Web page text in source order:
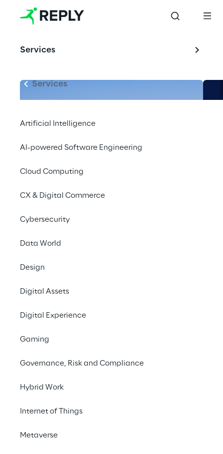
Services
Services
Artificial Intelligence
AI-powered Software Engineering
Cloud Computing
CX & Digital Commerce
Cybersecurity
Data World
Design
Digital Assets
Digital Experience
Gaming
Governance, Risk and Compliance
Hybrid Work
Internet of Things
Metaverse
carregamento